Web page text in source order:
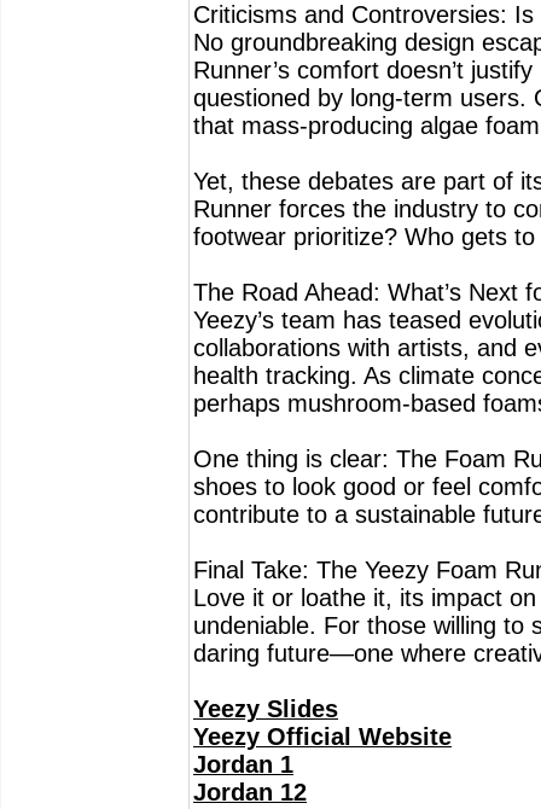
Criticisms and Controversies: Is
No groundbreaking design
Runner’s comfort doesn’t
questioned by long-term users.
that mass-producing algae
Yet, these debates are part of
Runner forces the industry to
footwear prioritize? Who gets to
The Road Ahead: What’s Next
Yeezy’s team has teased
collaborations with artists, and
health tracking. As climate
perhaps mushroom-based
One thing is clear: The Foam
shoes to look good or feel
contribute to a sustainable
Final Take: The Yeezy Foam
Love it or loathe it, its impact
undeniable. For those willing to
daring future—one where
Yeezy Slides
Yeezy Official Website
Jordan 1
Jordan 12